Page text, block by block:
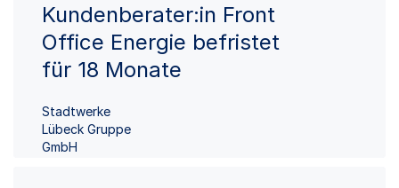
Kundenberater:in Front
Office Energie befristet
für 18 Monate
Stadtwerke
Lübeck Gruppe
GmbH